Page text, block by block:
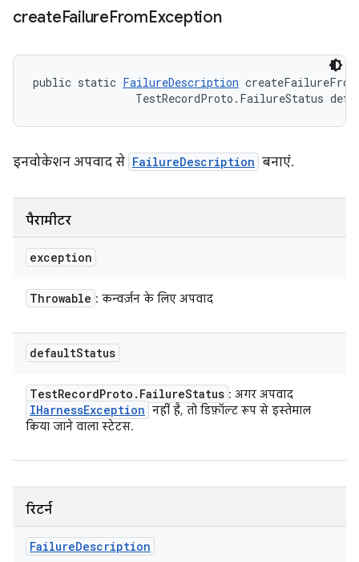
createFailureFromException
public static FailureDescription
TestRecordProto.FailureStatus
इनवोकेशन अपवाद से FailureDescription बनाएं.
पैरामीटर
exception
Throwable : कन्वर्ज़न के लिए अपवाद
defaultStatus
TestRecordProto . FailureStatus : अगर अपवाद
IHarnessException नहीं है, तो डिफ़ॉल्ट रूप से इस्तेमाल
किया जाने वाला स्टेटस.
रिटर्न
FailureDescription